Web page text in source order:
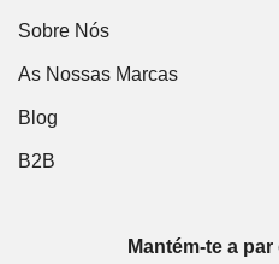
Sobre Nós
As Nossas Marcas
Blog
B2B
Mantém-te a